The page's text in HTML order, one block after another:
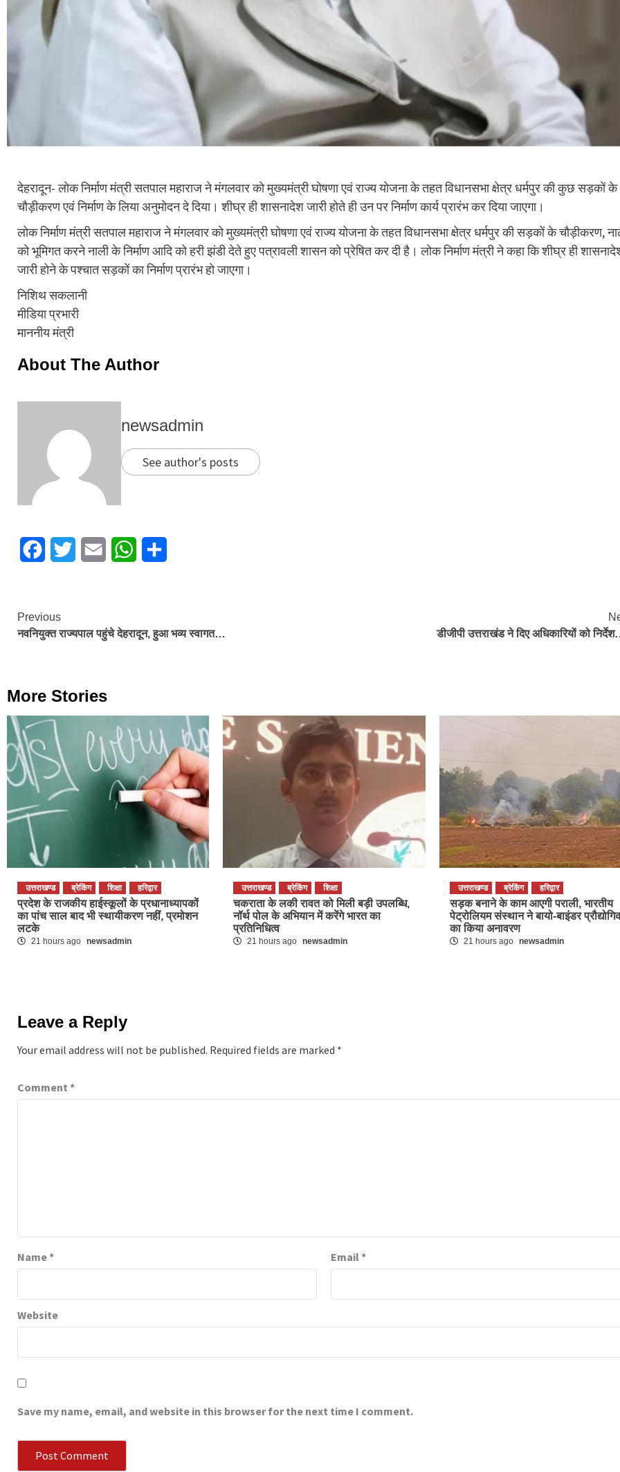
देहरादून- लोक निर्माण मंत्री सतपाल महाराज ने मंगलवार को मुख्यमंत्री घोषणा एवं राज्य योजना के तहत विधानसभा क्षेत्र धर्मपुर की कुछ सड़कों के
चौड़ीकरण एवं निर्माण के लिया अनुमोदन दे दिया। शीघ्र ही शासनादेश जारी होते ही उन पर निर्माण कार्य प्रारंभ कर दिया जाएगा।
लोक निर्माण मंत्री सतपाल महाराज ने मंगलवार को मुख्यमंत्री घोषणा एवं राज्य योजना के तहत विधानसभा क्षेत्र धर्मपुर की सड़कों के चौड़ीकरण,
को भूमिगत करने नाली के निर्माण आदि को हरी झंडी देते हुए पत्रावली शासन को प्रेषित कर दी है। लोक निर्माण मंत्री ने कहा कि शीघ्र ही
जारी होने के पश्चात सड़कों का निर्माण प्रारंभ हो जाएगा।
निशिथ सकलानी
मीडिया प्रभारी
माननीय मंत्री
About The Author
newsadmin
See author's posts
FacebookTwitter Email WhatsApp
Continue
Reading
Previous
नवनियुक्त राज्यपाल पहुंचे देहरादून, हुआ भव्य स्वागत…
डीजीपी उत्तराखंड ने दिए अधिकारियों को
More Stories
उत्तराखण्ड ब्रेकिंग शिक्षा हरिद्वार
प्रदेश के राजकीय हाईस्कूलों के प्रधानाध्यापकों
का पांच साल बाद भी स्थायीकरण नहीं, प्रमोशन
लटके
21 hours ago newsadmin
उत्तराखण्ड ब्रेकिंग शिक्षा
चकराता के लकी रावत को मिली बड़ी उपलब्धि,
नॉर्थ पोल के अभियान में करेंगे भारत का
प्रतिनिधित्व
21 hours ago newsadmin
उत्तराखण्ड ब्रेकिंग हरिद्वार
सड़क बनाने के काम आएगी पराली, भारतीय
पेट्रोलियम संस्थान ने बायो-बाइंडर
का किया अनावरण
21 hours ago newsadmin
Leave a Reply
Your email address will not be published. Required fields are marked *
Comment *
Name* Email*
Website
Save my name, email, and website in this browser for the next time I comment.